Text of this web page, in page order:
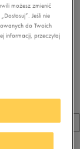
możesz zmienić
Jeśli nie
do Twoich
informacji, przeczytaj